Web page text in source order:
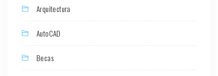
Arquitectura
AutoCAD
Becas